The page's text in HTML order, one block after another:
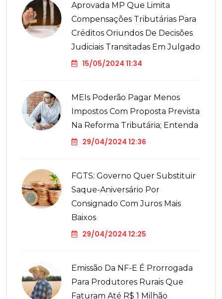
Aprovada MP Que Limita
Compensações Tributárias Para
Créditos Oriundos De Decisões
Judiciais Transitadas Em Julgado
15/05/2024 11:34
MEIs Poderão Pagar Menos
Impostos Com Proposta Prevista
Na Reforma Tributária; Entenda
29/04/2024 12:36
FGTS: Governo Quer Substituir
Saque-Aniversário Por
Consignado Com Juros Mais
Baixos
29/04/2024 12:25
Emissão Da NF-E É Prorrogada
Para Produtores Rurais Que
Faturam Até R$ 1 Milhão